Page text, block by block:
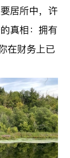
居所中，许
真相：拥有
在财务上已